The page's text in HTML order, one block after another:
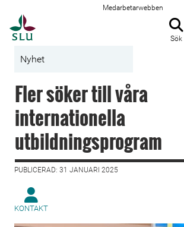
Medarbetarwebben
Sök
Nyhet
Fler söker till våra
internationella
utbildningsprogram
PUBLICERAD: 31 JANUARI 2025
KONTAKT